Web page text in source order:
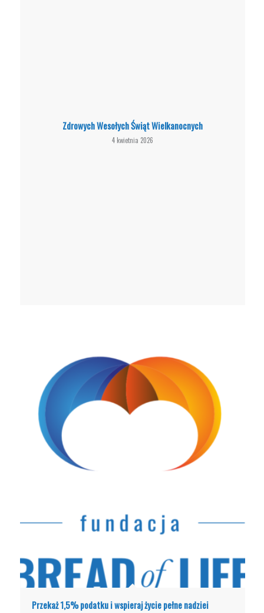
Zdrowych Wesołych Świąt Wielkanocnych
4 kwietnia 2026
Przekaż 1,5% podatku i wspieraj życie pełne nadziei